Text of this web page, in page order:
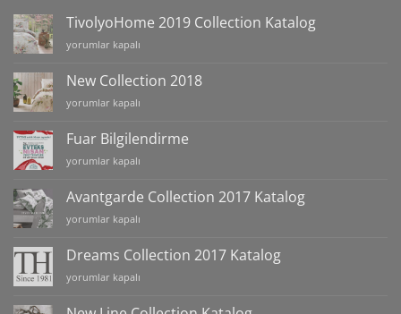
TivolyoHome 2019 Collection Katalog
TivolyoHome
Collection
Katalog
için
yorumlar kapalı
New Collection 2018
New
2018
için
yorumlar kapalı
Fuar Bilgilendirme
Fuar
için
yorumlar kapalı
Avantgarde Collection 2017 Katalog
Avantgarde
2017
Katalog
için
yorumlar kapalı
Dreams Collection 2017 Katalog
Dreams
2017
yorumlar kapalı